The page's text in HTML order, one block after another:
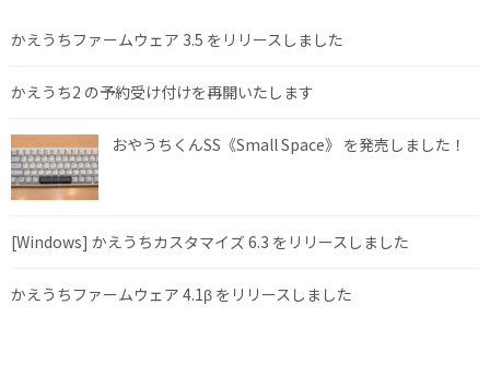
かえうちファームウェア 3.5 をリリースしました
かえうち2 の予約受け付けを再開いたします
おやうちくんSS《Small Space》 を発売しました！
[Windows] かえうちカスタマイズ 6.3 をリリースしました
かえうちファームウェア 4.1β をリリースしました